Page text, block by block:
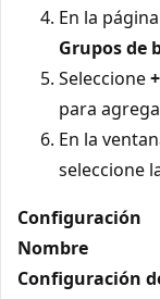
En la
Grupos de
Seleccione
para
En la
seleccione
Configuración
Nombre
Configuración